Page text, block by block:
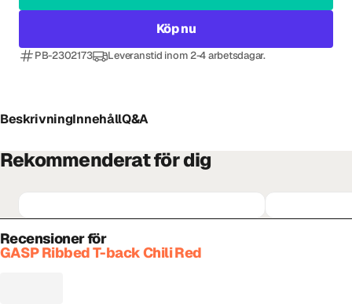
Köp nu
PB-2302173 Leveranstid inom 2-4 arbetsdagar.
BeskrivningInnehållQ&A
Rekommenderat för dig
Recensioner för
GASP Ribbed T-back Chili Red